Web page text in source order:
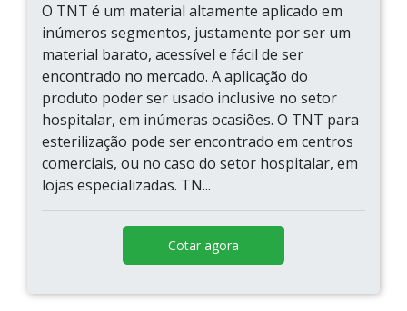
O TNT é um material altamente aplicado em
inúmeros segmentos, justamente por ser um
material barato, acessível e fácil de ser
encontrado no mercado. A aplicação do
produto poder ser usado inclusive no setor
hospitalar, em inúmeras ocasiões. O TNT para
esterilização pode ser encontrado em centros
comerciais, ou no caso do setor hospitalar, em
lojas especializadas. TN...
Cotar agora